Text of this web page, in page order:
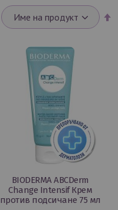
BIODERMA ABCDerm
Change Intensif Крем
против подсичане 75 мл